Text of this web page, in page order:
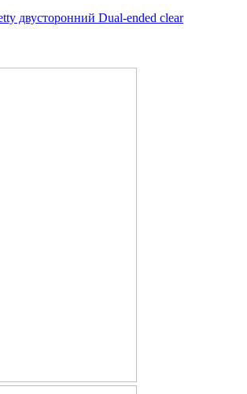
двусторонний Dual-ended clear